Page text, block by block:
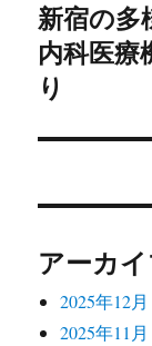
ー
シ
次
の
投
稿:
新宿の多
内科医療
り
アーカ
2025年12月
2025年11月